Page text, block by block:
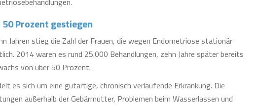
Prozent gestiegen
Jahren stieg die Zahl der Frauen, die wegen Endometriose stationär
2014 waren es rund 25.000 Behandlungen, zehn Jahre später bereits
von über 50 Prozent.
es sich um eine gutartige, chronisch verlaufende Erkrankung. Die
außerhalb der Gebärmutter, Problemen beim Wasserlassen und